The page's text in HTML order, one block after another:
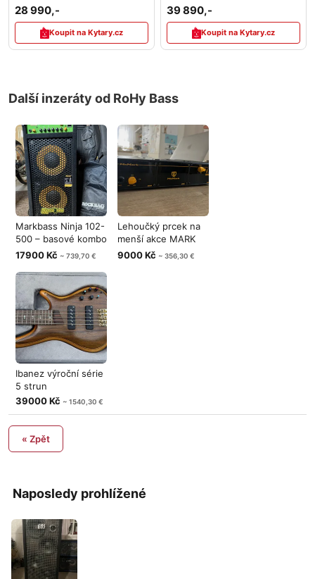
Naposledy prohlížené
28 990,-
Koupit na Kytary.cz
39 890,-
Koupit na Kytary.cz
Další inzeráty od RoHy Bass
Markbass Ninja 102-
500 – basové kombo
500 W +
17900 Kč ~ 739,70 €
Lehoučký prcek na
menší akce MARK
BASS 350W
9000 Kč ~ 356,30 €
Ibanez výroční série
5 strun
39000 Kč ~ 1540,30 €
« Zpět